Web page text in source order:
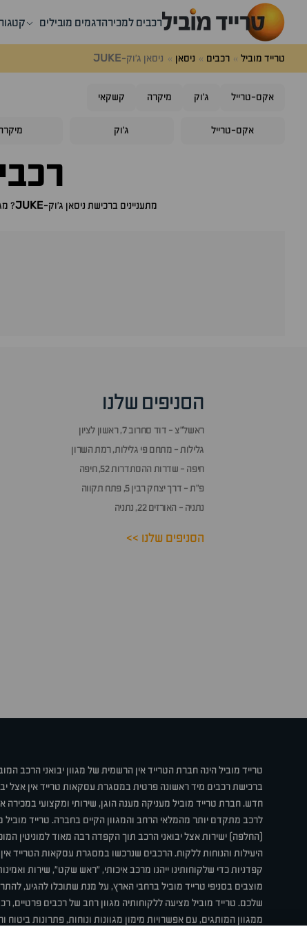
רכבים למכירהדגמים מובילים
טרייד מוביל רכבים ניסאן ניסאן ג'וק-JUKE
אקס-טרייל ג'וק מיקרה קשקאי
אקס-טרייל ג'וק
רכבי
מתעניינים ברכישת ניסאן ג'וק-JUKE
?
הסניפים שלנו
ראשל״צ - דוד סחרוב 7, ראשון לציון
גלילות - מתחם פי גלילות, רמת השרון
חיפה - שדרות ההסתדרות 52, חיפה
פ״ת - דרך יצחק רבין 5, פתח תקווה
נתניה - האורזים 22, נתניה
הסניפים שלנו >>
טרייד מוביל הינה חברת הטרייד אין הרשמית של מגוון יבואני הרכב
ברכישת רכבים מיד ראשונה פרטית במסגרת עסקאות טרייד אין אצל
חדש. חברת טרייד מוביל מעניקה מענה הוגן, שירותי ומקצועי
לרכב מתקדם יותר מהמלאי הרחב והמגוון הקיים בחברה. טרייד מוביל
(החלפה) ישירות אצל יבואני הרכב תוך הקפדה רבה מאוד למוניטין
היעילות והנוחות ללקוח. הרכבים שנרכשו במסגרת עסקאות הטרייד
קפדניות כדי שלקוחותינו ייהנו מרכב איכותי, "ראש שקט", שירות
מוצבים בסניפי טרייד מוביל ברחבי הארץ, על מנת שתוכלו להגיע,
שלכם. טרייד מוביל מציעה ללקוחותיה מגוון רחב של רכבים פרטיים,
ממגוון המותגים, עם אפשרויות מימון מגוונות ונוחות, פתרונות